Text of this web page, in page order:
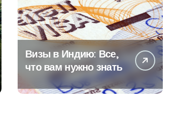
Визы в Индию: Все,
что вам нужно знать